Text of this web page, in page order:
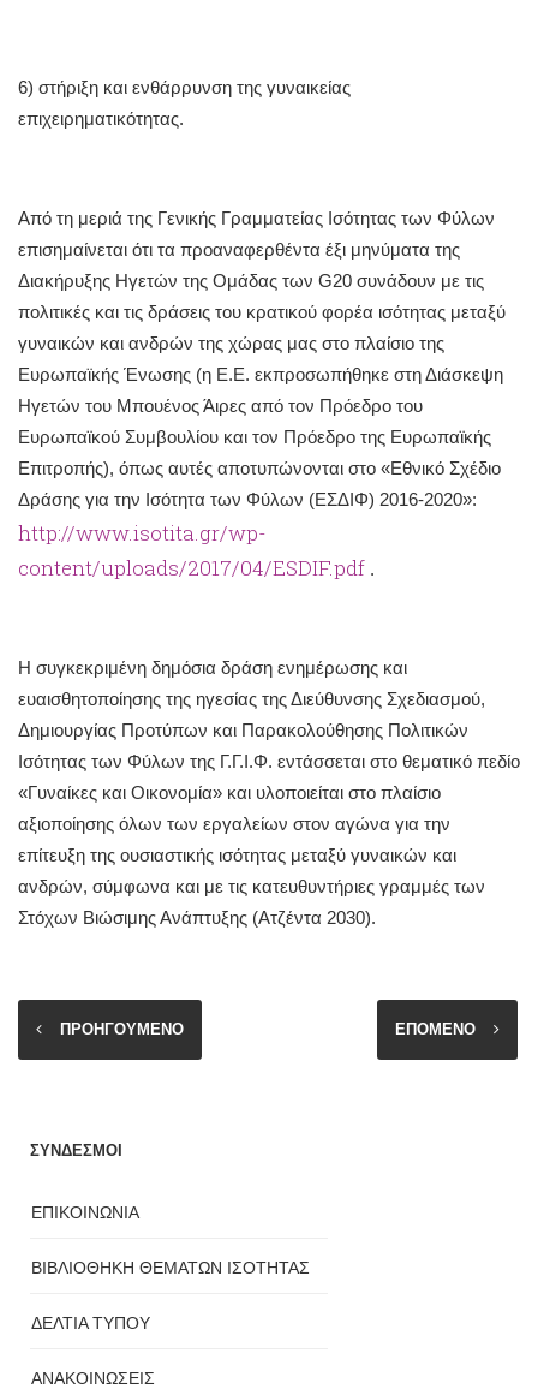
6) στήριξη και ενθάρρυνση της γυναικείας
επιχειρηματικότητας.
Από τη μεριά της Γενικής Γραμματείας Ισότητας των Φύλων
επισημαίνεται ότι τα προαναφερθέντα έξι μηνύματα της
Διακήρυξης Ηγετών της Ομάδας των G20 συνάδουν με τις
πολιτικές και τις δράσεις του κρατικού φορέα ισότητας μεταξύ
γυναικών και ανδρών της χώρας μας στο πλαίσιο της
Ευρωπαϊκής Ένωσης (η Ε.Ε. εκπροσωπήθηκε στη Διάσκεψη
Ηγετών του Μπουένος Άιρες από τον Πρόεδρο του
Ευρωπαϊκού Συμβουλίου και τον Πρόεδρο της Ευρωπαϊκής
Επιτροπής), όπως αυτές αποτυπώνονται στο «Εθνικό Σχέδιο
Δράσης για την Ισότητα των Φύλων (ΕΣΔΙΦ) 2016-2020»:
http://www.isotita.gr/wp-
content/uploads/2017/04/ESDIF.pdf .
Η συγκεκριμένη δημόσια δράση ενημέρωσης και
ευαισθητοποίησης της ηγεσίας της Διεύθυνσης Σχεδιασμού,
Δημιουργίας Προτύπων και Παρακολούθησης Πολιτικών
Ισότητας των Φύλων της Γ.Γ.Ι.Φ. εντάσσεται στο θεματικό πεδίο
«Γυναίκες και Οικονομία» και υλοποιείται στο πλαίσιο
αξιοποίησης όλων των εργαλείων στον αγώνα για την
επίτευξη της ουσιαστικής ισότητας μεταξύ γυναικών και
ανδρών, σύμφωνα και με τις κατευθυντήριες γραμμές των
Στόχων Βιώσιμης Ανάπτυξης (Ατζέντα 2030).
ΠΡΟΗΓΟΥΜΕΝΟ ΕΠΟΜΕΝΟ
ΣΥΝΔΕΣΜΟΙ
ΕΠΙΚΟΙΝΩΝΙΑ
ΒΙΒΛΙΟΘΗΚΗ ΘΕΜΑΤΩΝ ΙΣΟΤΗΤΑΣ
ΔΕΛΤΙΑ ΤΥΠΟΥ
ΑΝΑΚΟΙΝΩΣΕΙΣ